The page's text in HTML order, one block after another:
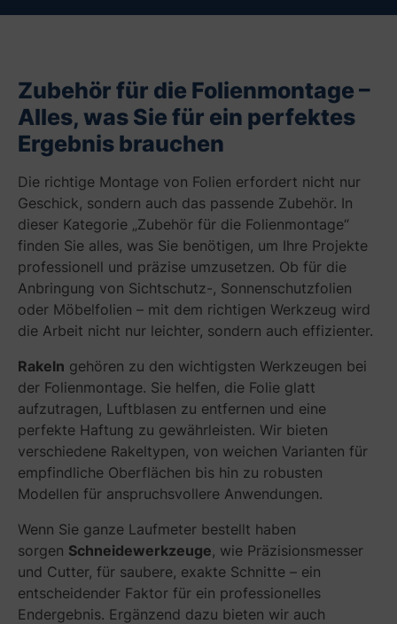
Zubehör für die Folienmontage –
Alles, was Sie für ein perfektes
Ergebnis brauchen
Die richtige Montage von Folien erfordert nicht nur
Geschick, sondern auch das passende Zubehör. In
dieser Kategorie „Zubehör für die Folienmontage“
finden Sie alles, was Sie benötigen, um Ihre Projekte
professionell und präzise umzusetzen. Ob für die
Anbringung von Sichtschutz-, Sonnenschutzfolien
oder Möbelfolien – mit dem richtigen Werkzeug wird
die Arbeit nicht nur leichter, sondern auch effizienter.
Rakeln gehören zu den wichtigsten Werkzeugen bei
der Folienmontage. Sie helfen, die Folie glatt
aufzutragen, Luftblasen zu entfernen und eine
perfekte Haftung zu gewährleisten. Wir bieten
verschiedene Rakeltypen, von weichen Varianten für
empfindliche Oberflächen bis hin zu robusten
Modellen für anspruchsvollere Anwendungen.
Wenn Sie ganze Laufmeter bestellt haben
sorgen Schneidewerkzeuge, wie Präzisionsmesser
und Cutter, für saubere, exakte Schnitte – ein
entscheidender Faktor für ein professionelles
Endergebnis. Ergänzend dazu bieten wir auch